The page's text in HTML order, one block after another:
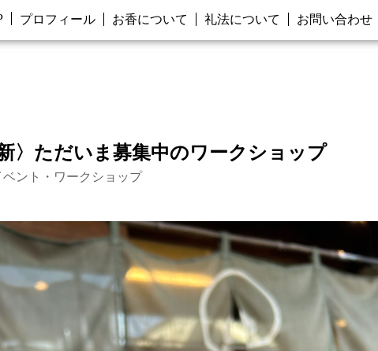
プロフィール お香について 礼法について お問い合わせ
新〉ただいま募集中のワークショップ
ベント・ワークショップ